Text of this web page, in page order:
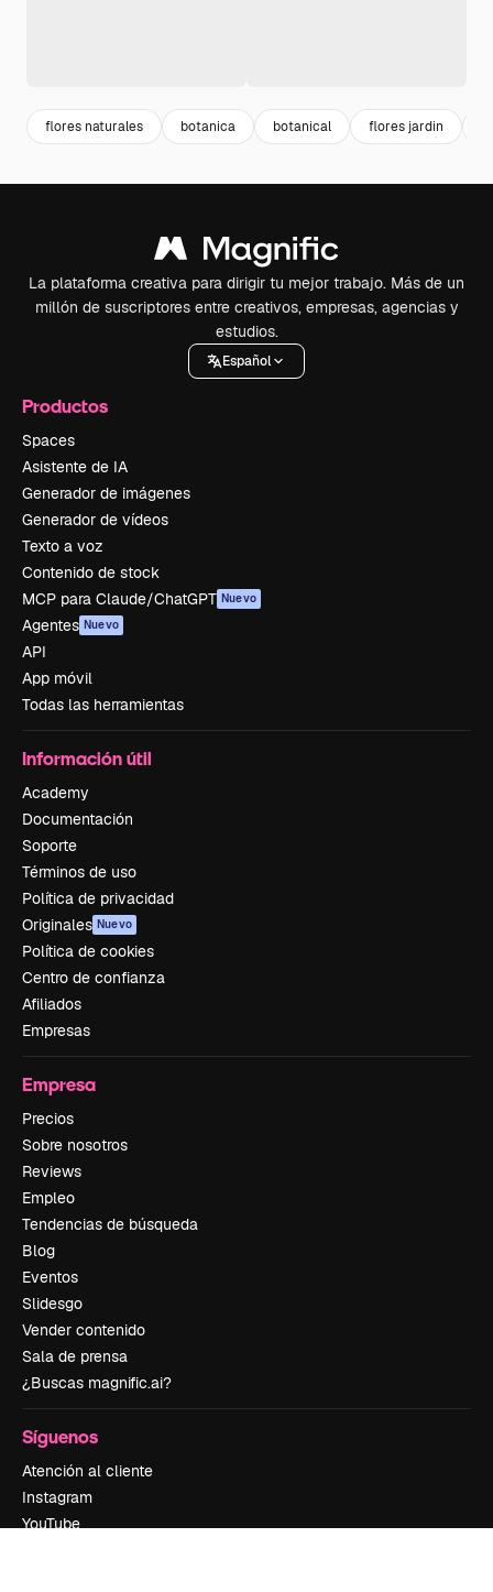
flores naturales botanica botanical flores jardin
La plataforma creativa para dirigir tu mejor trabajo. Más de un
millón de suscriptores entre creativos, empresas, agencias y
estudios.
Español
Productos
Spaces
Asistente de IA
Generador de imágenes
Generador de vídeos
Texto a voz
Contenido de stock
MCP para Claude/ChatGPT Nuevo
Agentes Nuevo
API
App móvil
Todas las herramientas
Información útil
Academy
Documentación
Soporte
Términos de uso
Política de privacidad
Originales Nuevo
Política de cookies
Centro de confianza
Afiliados
Empresas
Empresa
Precios
Sobre nosotros
Reviews
Empleo
Tendencias de búsqueda
Blog
Eventos
Slidesgo
Vender contenido
Sala de prensa
¿Buscas magnific.ai?
Síguenos
Atención al cliente
Instagram
YouTube